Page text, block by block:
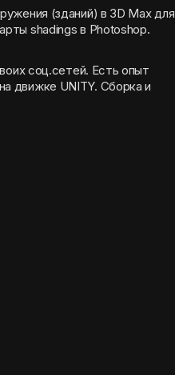
(зданий) в 3D Max для
shadings в Photoshop.
Есть опыт